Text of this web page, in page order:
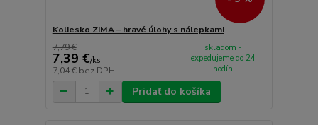
Koliesko ZIMA – hravé úlohy s nálepkami
7,79 €
7,39 €/ks
7,04 € bez DPH
skladom -
expedujeme do 24
hodín
Pridať do košíka